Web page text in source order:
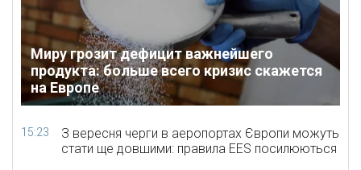
Миру грозит дефицит важнейшего
продукта: больше всего кризис скажется
на Европе
15:23
З вересня черги в аеропортах Європи можуть
стати ще довшими: правила EES посилюються